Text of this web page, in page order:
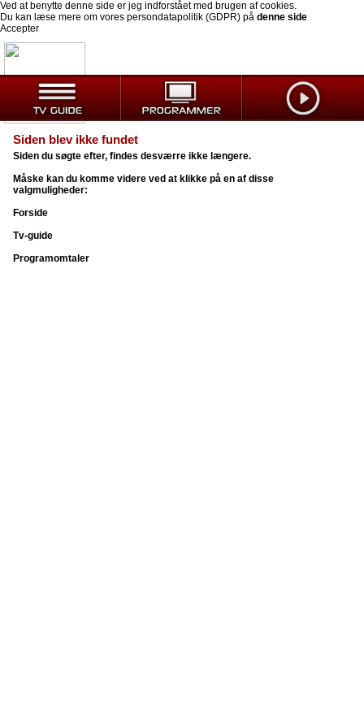
Ved at benytte denne side er jeg indforstået med brugen af cookies.
Du kan læse mere om vores persondatapolitik (GDPR) på denne side
Accepter
Siden blev ikke fundet
Siden du søgte efter, findes desværre ikke længere.
Måske kan du komme videre ved at klikke på en af disse
valgmuligheder:
Forside
Tv-guide
Programomtaler